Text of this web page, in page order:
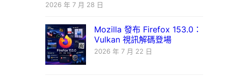
2026 年 7 月 28 日
Mozilla 發布 Firefox 153.0：
Vulkan 視訊解碼登場
2026 年 7 月 22 日